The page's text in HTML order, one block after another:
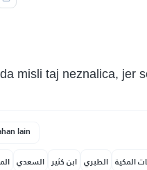
misli taj neznalica, jer
lain
السعدي ابن كثير الطبري المكية